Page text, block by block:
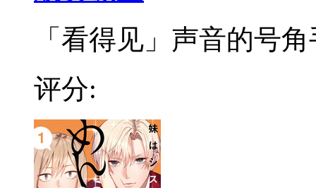
「看得见」声音的号
评分: